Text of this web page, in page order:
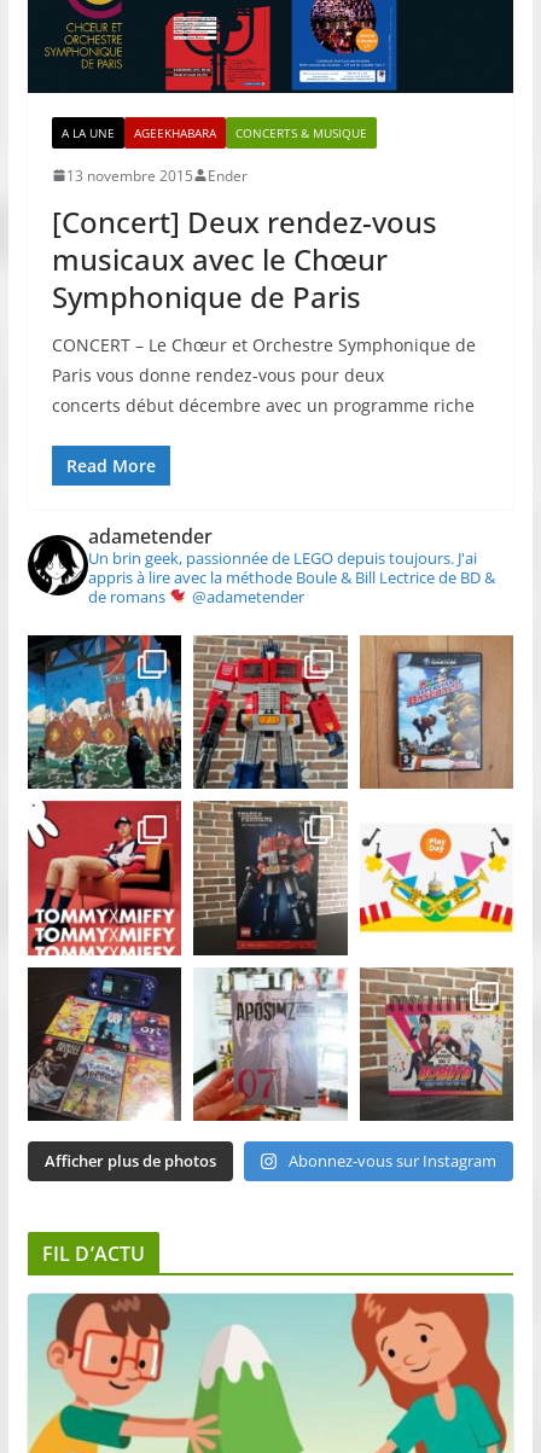
A LA UNE AGEEKHABARA CONCERTS & MUSIQUE
13 novembre 2015 Ender
[Concert] Deux rendez-vous
musicaux avec le Chœur
Symphonique de Paris
CONCERT – Le Chœur et Orchestre Symphonique de
Paris vous donne rendez-vous pour deux
concerts début décembre avec un programme riche
Read More
adametender
Un brin geek, passionnée de LEGO depuis toujours.J'ai
appris à lire avec la méthode Boule & Bill Lectrice de BD &
de romans
@adametender
Afficher plus de photos Abonnez-vous sur Instagram
FIL D’ACTU